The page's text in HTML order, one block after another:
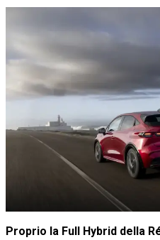
Proprio la Full Hybrid della